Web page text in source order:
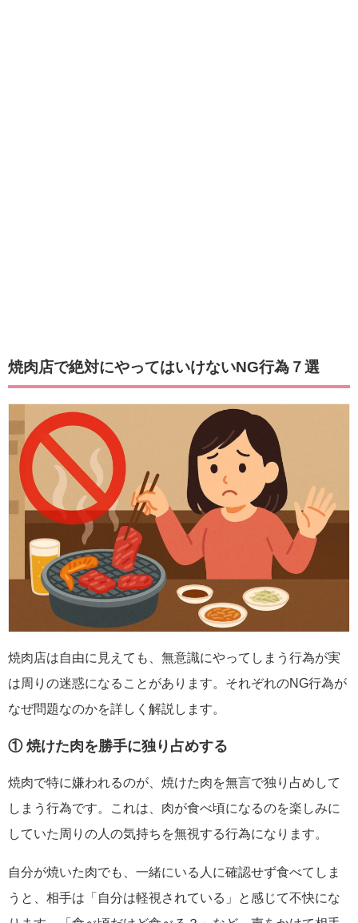
焼肉店で絶対にやってはいけないNG行為７選
焼肉店は自由に見えても、無意識にやってしまう行為が実
は周りの迷惑になることがあります。それぞれのNG行為が
なぜ問題なのかを詳しく解説します。
① 焼けた肉を勝手に独り占めする
焼肉で特に嫌われるのが、焼けた肉を無言で独り占めして
しまう行為です。これは、肉が食べ頃になるのを楽しみに
していた周りの人の気持ちを無視する行為になります。
自分が焼いた肉でも、一緒にいる人に確認せず食べてしま
うと、相手は「自分は軽視されている」と感じて不快にな